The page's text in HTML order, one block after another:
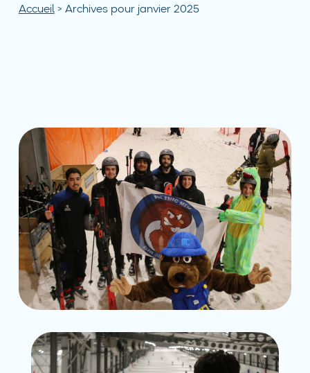
Accueil> Archives pour janvier 2025